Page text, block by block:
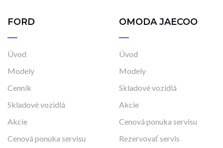
FORD
Úvod
Modely
Cenník
Skladové vozidlá
Akcie
Cenová ponuka servisu
OMODA JAECOO
Úvod
Modely
Skladové vozidlá
Akcie
Cenová ponuka servisu
Rezervovať servis